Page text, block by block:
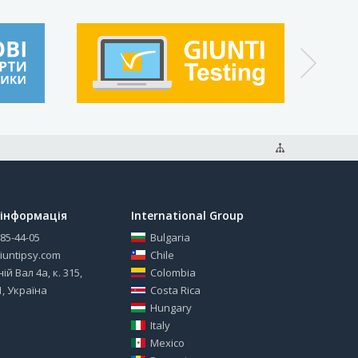
44-05
Вал 4а, к. 315,
Україна
International Group
Bulgaria
Chile
Colombia
Costa Rica
Hungary
Italy
Mexico